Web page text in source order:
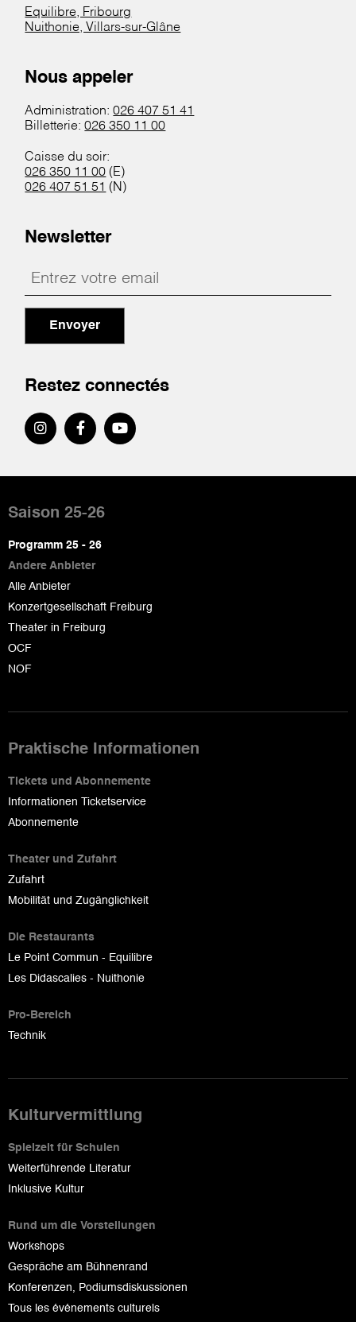
Equilibre, Fribourg
Nuithonie, Villars-sur-Glâne
Nous appeler
Administration:026 407 51 41
Billetterie:026 350 11 00
Caisse du soir:
026 350 11 00 (E)
026 407 51 51 (N)
Newsletter
Envoyer
Restez connectés
de
page
Saison 25-26
Programm 25 - 26
Andere Anbieter
Alle Anbieter
Konzertgesellschaft Freiburg
Theater in Freiburg
OCF
NOF
Praktische Informationen
Tickets und Abonnemente
Informationen Ticketservice
Abonnemente
Theater und Zufahrt
Zufahrt
Mobilität und Zugänglichkeit
Die Restaurants
Le Point Commun - Equilibre
Les Didascalies - Nuithonie
Pro-Bereich
Technik
Kulturvermittlung
Spielzeit für Schulen
Weiterführende Literatur
Inklusive Kultur
Rund um die Vorstellungen
Workshops
Gespräche am Bühnenrand
Konferenzen, Podiumsdiskussionen
Tous les événements culturels